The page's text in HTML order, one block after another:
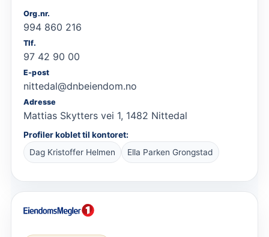
Org.nr.
994 860 216
Tlf.
97 42 90 00
E-post
nittedal@dnbeiendom.no
Adresse
Mattias Skytters vei 1, 1482 Nittedal
Profiler koblet til kontoret:
Dag Kristoffer Helmen
Ella Parken Grongstad